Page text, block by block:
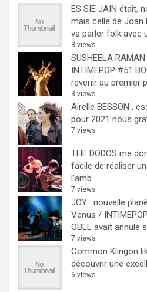
ES SIE JAIN était,
mais celle de Joan
va parler folk avec
8 views
SUSHEELA
INTIMEPOP #51
revenir au premier
8 views
Airelle BESSON ,
pour 2021 nous
7 views
THE DODOS me
facile de réaliser
l'amb...
7 views
JOY : nouvelle
Venus /
OBEL avait annulé
7 views
Common Klingon
découvrir une
6 views